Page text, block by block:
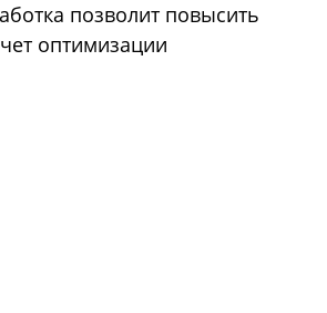
позволит повысить
оптимизации